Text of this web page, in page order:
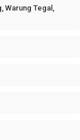
Warung Tegal,